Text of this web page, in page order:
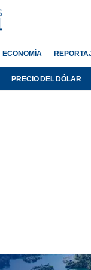
ECONOMÍA
PRECIO DEL DÓLAR